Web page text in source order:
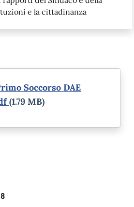
e la cittadinanza
Soccorso DAE
(1.79 MB)